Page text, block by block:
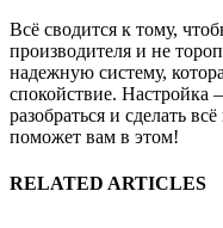
Всё сводится к тому,
производителя и не
надежную систему,
спокойствие.
разобраться и сделать
поможет вам в этом!
RELATED ARTICLES